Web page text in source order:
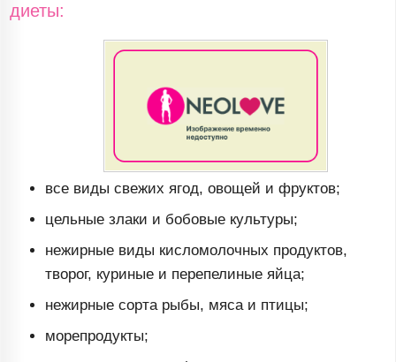
диеты:
все виды свежих ягод, овощей и фруктов;
цельные злаки и бобовые культуры;
нежирные виды кисломолочных продуктов,
творог, куриные и перепелиные яйца;
нежирные сорта рыбы, мяса и птицы;
морепродукты;